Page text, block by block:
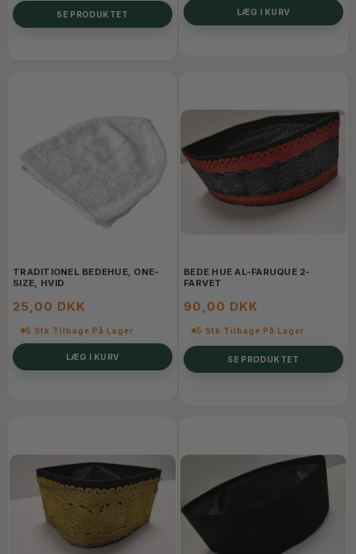
SE PRODUKTET LÆG I KURV
TRADITIONEL BEDEHUE, ONE-
SIZE, HVID
25,00 DKK
5 Stk Tilbage På Lager
LÆG I KURV
BEDE HUE AL-FARUQUE 2-
FARVET
90,00 DKK
5 Stk Tilbage På Lager
SE PRODUKTET